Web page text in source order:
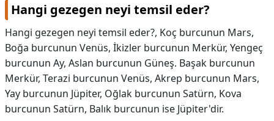
HAMİLELİK
KAPLICALAR
İLETİŞİM
Hangi gezegen neyi temsil eder?
Hangi gezegen neyi temsil eder?, Koç burcunun Mars,
Boğa burcunun Venüs, İkizler burcunun Merkür, Yengeç
burcunun Ay, Aslan burcunun Güneş. Başak burcunun
Merkür, Terazi burcunun Venüs, Akrep burcunun Mars,
Yay burcunun Jüpiter, Oğlak burcunun Satürn, Kova
burcunun Satürn, Balık burcunun ise Jüpiter'dir.